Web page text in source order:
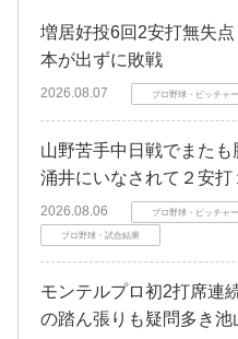
増居好投6回2安打無失
本が出ずに敗戦
2026.08.07 プロ野球・ピッチャー
山野苦手中日戦でまた
涌井にいなされて２安打
2026.08.06 プロ野球・ピッチャー
プロ野球・試合結果
モンテルプロ初2打席連
の踏ん張りも疑問多き